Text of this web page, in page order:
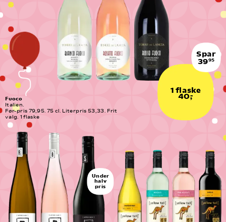
Fuoco
Italien.
Før-pris 79,95. 75 cl. Literpris 53,33. Frit
valg. 1 flaske
1 flaske
40,-
Spar
3995
Under
halv
pris